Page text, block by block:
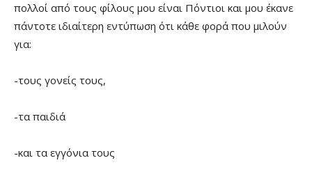
πολλοί από τους φίλους μου είναι Πόντιοι και μου έκανε
πάντοτε ιδιαίτερη εντύπωση ότι κάθε φορά που μιλούν
για:
-τους γονείς τους,
-τα παιδιά
-και τα εγγόνια τους